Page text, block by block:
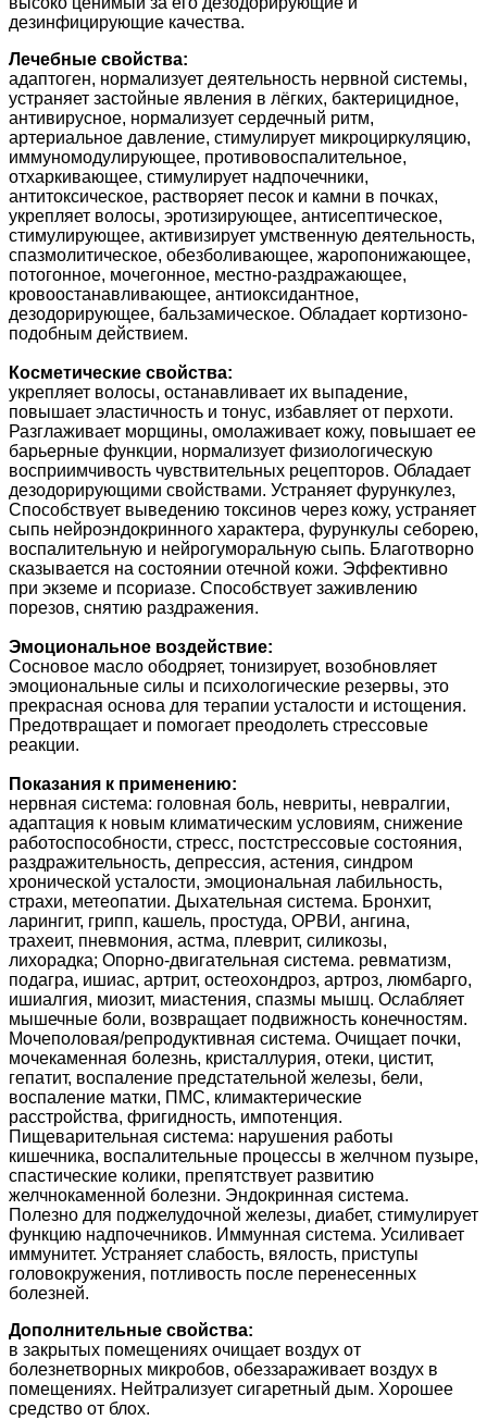
дезинфицирующие качества.
Лечебные свойства:
адаптоген, нормализует деятельность нервной системы,
устраняет застойные явления в лёгких, бактерицидное,
антивирусное, нормализует сердечный ритм,
артериальное давление, стимулирует микроциркуляцию,
иммуномодулирующее, противовоспалительное,
отхаркивающее, стимулирует надпочечники,
антитоксическое, растворяет песок и камни в почках,
укрепляет волосы, эротизирующее, антисептическое,
стимулирующее, активизирует умственную деятельность,
спазмолитическое, обезболивающее, жаропонижающее,
потогонное, мочегонное, местно-раздражающее,
кровоостанавливающее, антиоксидантное,
дезодорирующее, бальзамическое. Обладает кортизоно-
подобным действием.
Косметические свойства:
укрепляет волосы, останавливает их выпадение,
повышает эластичность и тонус, избавляет от перхоти.
Разглаживает морщины, омолаживает кожу, повышает ее
барьерные функции, нормализует физиологическую
восприимчивость чувствительных рецепторов. Обладает
дезодорирующими свойствами. Устраняет фурункулез,
Способствует выведению токсинов через кожу, устраняет
сыпь нейроэндокринного характера, фурункулы себорею,
воспалительную и нейрогуморальную сыпь. Благотворно
сказывается на состоянии отечной кожи. Эффективно
при экземе и псориазе. Способствует заживлению
порезов, снятию раздражения.
Эмоциональное воздействие:
Сосновое масло ободряет, тонизирует, возобновляет
эмоциональные силы и психологические резервы, это
прекрасная основа для терапии усталости и истощения.
Предотвращает и помогает преодолеть стрессовые
реакции.
Показания к применению:
нервная система: головная боль, невриты, невралгии,
адаптация к новым климатическим условиям, снижение
работоспособности, стресс, постстрессовые состояния,
раздражительность, депрессия, астения, синдром
хронической усталости, эмоциональная лабильность,
страхи, метеопатии. Дыхательная система. Бронхит,
ларингит, грипп, кашель, простуда, ОРВИ, ангина,
трахеит, пневмония, астма, плеврит, силикозы,
лихорадка; Опорно-двигательная система. ревматизм,
подагра, ишиас, артрит, остеохондроз, артроз, люмбарго,
ишиалгия, миозит, миастения, спазмы мышц. Ослабляет
мышечные боли, возвращает подвижность конечностям.
Мочеполовая/репродуктивная система. Очищает почки,
мочекаменная болезнь, кристаллурия, отеки, цистит,
гепатит, воспаление предстательной железы, бели,
воспаление матки, ПМС, климактерические
расстройства, фригидность, импотенция.
Пищеварительная система: нарушения работы
кишечника, воспалительные процессы в желчном пузыре,
спастические колики, препятствует развитию
желчнокаменной болезни. Эндокринная система.
Полезно для поджелудочной железы, диабет, стимулирует
функцию надпочечников. Иммунная система. Усиливает
иммунитет. Устраняет слабость, вялость, приступы
головокружения, потливость после перенесенных
болезней.
Дополнительные свойства:
в закрытых помещениях очищает воздух от
болезнетворных микробов, обеззараживает воздух в
помещениях. Нейтрализует сигаретный дым. Хорошее
средство от блох.